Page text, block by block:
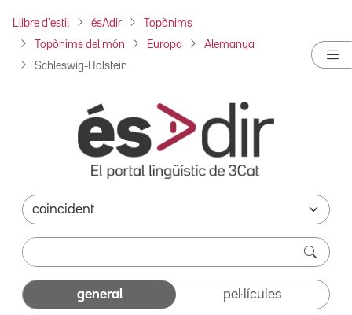
Llibre d'estil ésAdir Topònims
Topònims del món Europa Alemanya
Schleswig-Holstein
general pel·lícules